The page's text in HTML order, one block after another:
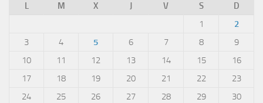
L
M X J V S
D
1
2
3
4 5 6 7 8
9
10
11 12 13 14 15
16
17
18 19 20 21 22
23
24
25 26 27 28 29
30